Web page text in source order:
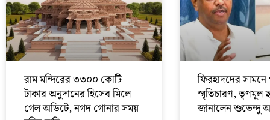
রাম মন্দিরের ৩৩০০ কোটি
টাকার অনুদানের হিসেব মিলে
গেল অডিটে, নগদ গোনার সময়
ফিরহাদদের
স্মৃতিচারণ, তৃণমূল
জানালেন শুভেন্দু